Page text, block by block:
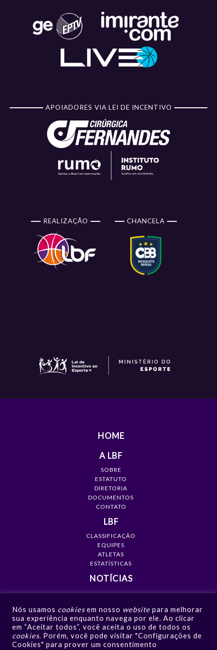
APOIADORES VIA LEI DE INCENTIVO
REALIZAÇÃO CHANCELA
HOME
A LBF
SOBRE
ESTATUTO
DIRETORIA
DOCUMENTOS
CONTATO
LBF
CLASSIFICAÇÃO
EQUIPES
ATLETAS
ESTATÍSTICAS
NOTÍCIAS
GALERIAS
VÍDEOS
NOTÍCIAS
CONTATO
Nós usamos cookies em nosso website para melhorar
sua experiência enquanto navega por ele. Ao clicar
em “Aceitar todos”, você aceita o uso de todos os
cookies. Porém, você pode visitar "Configurações de
Cookies" para prover um consentimento